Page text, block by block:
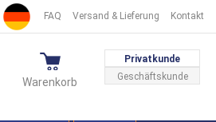
FAQ Versand & Lieferung Kontakt
Privatkunde
Geschäftskunde
Warenkorb